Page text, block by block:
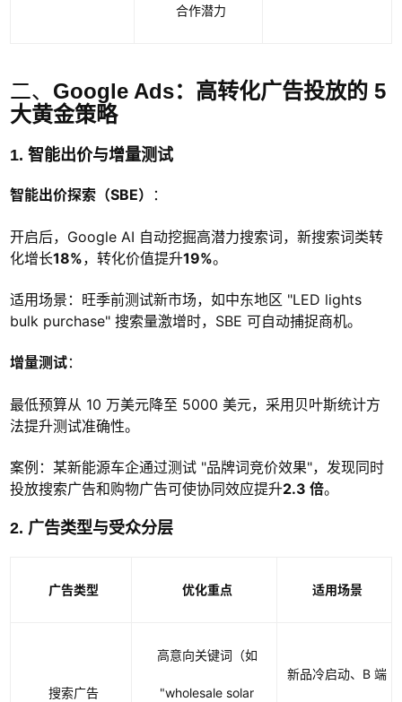
合作潜力
二、 Google Ads：高转化广告投放的 5
大黄金策略
1. 智能出价与增量测试
智能出价探索（SBE） ：
开启后，Google AI 自动挖掘高潜力搜索词，新搜索词类转
化增长18%，转化价值提升19%。
适用场景：旺季前测试新市场，如中东地区 "LED lights
bulk purchase" 搜索量激增时，SBE 可自动捕捉商机。
增量测试：
最低预算从 10 万美元降至 5000 美元，采用贝叶斯统计方
法提升测试准确性。
案例：某新能源车企通过测试 "品牌词竞价效果"，发现同时
投放搜索广告和购物广告可使协同效应提升2.3 倍。
2. 广告类型与受众分层
广告类型 优化重点 适用场景
搜索广告
高意向关键词（如
"wholesale solar
新品冷启动、B 端